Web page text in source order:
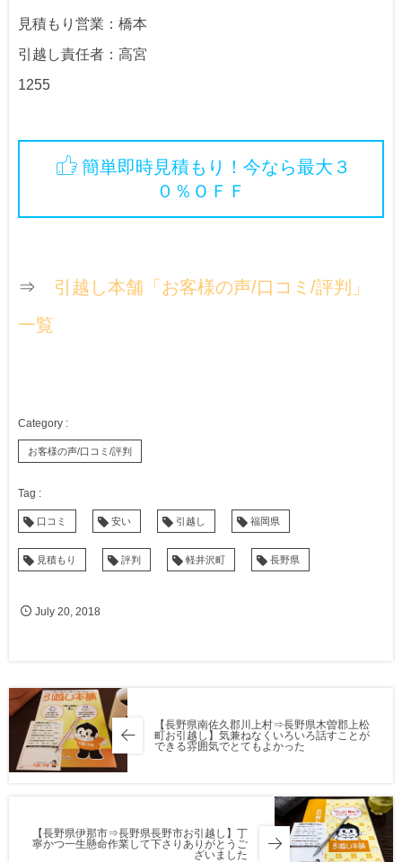
見積もり営業：橋本
引越し責任者：高宮
1255
簡単即時見積もり！今なら最大３
０％ＯＦＦ
⇒ 引越し本舗「お客様の声/口コミ/評判」
一覧
お客様の声/口コミ/評判
口コミ 安い 引越し 福岡県
見積もり 評判 軽井沢町 長野県
July 20 ,2018
【長野県南佐久郡川上村⇒長野県木曽郡上松
町お引越し】気兼ねなくいろいろ話すことが
できる雰囲気でとてもよかった
【長野県伊那市⇒長野県長野市お引越し】丁
寧かつ一生懸命作業して下さりありがとうご
ざいました